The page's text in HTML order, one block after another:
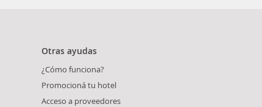
Otras ayudas
¿Cómo funciona?
Promocioná tu hotel
Acceso a proveedores